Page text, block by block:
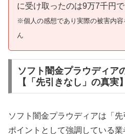
に受け取ったのは9万7千円で
※個人の感想であり実際の被害内
ん
ソフト闇金プラウディア
【「先引きなし」の真実】
ソフト闇金プラウディアは「
ポイントとして強調している